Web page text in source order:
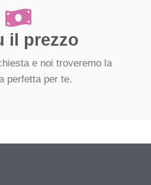
il prezzo
e noi troveremo la
perfetta per te.